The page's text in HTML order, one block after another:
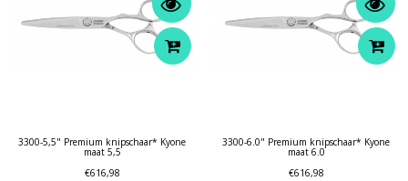
3300-5,5" Premium knipschaar* Kyone
maat 5,5
€616,98
3300-6.0" Premium knipschaar* Kyone
maat 6.0
€616,98